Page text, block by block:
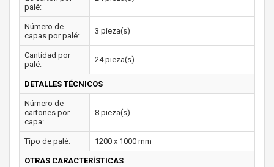
palé:
Número de
capas por palé:
3 pieza(s)
Cantidad por
palé:
24 pieza(s)
DETALLES TÉCNICOS
Número de
cartones por
capa:
8 pieza(s)
Tipo de palé: 1200 x 1000 mm
OTRAS CARACTERÍSTICAS